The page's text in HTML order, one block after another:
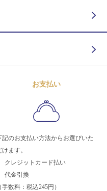
お支払い
記のお支払い方法からお選びいた
けます。
クレジットカード払い
代金引換
手数料：税込245円）